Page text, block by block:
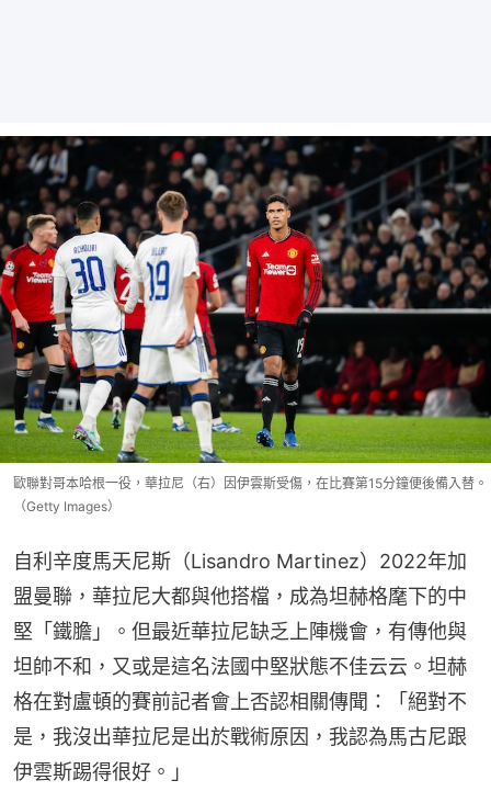
歐聯對哥本哈根一役，華拉尼（右）因伊雲斯受傷，在比賽第15分鐘便後備入替。
（Getty Images）
自利辛度馬天尼斯（Lisandro Martinez）2022年加
盟曼聯，華拉尼大都與他搭檔，成為坦赫格麾下的中
堅「鐵膽」。但最近華拉尼缺乏上陣機會，有傳他與
坦帥不和，又或是這名法國中堅狀態不佳云云。坦赫
格在對盧頓的賽前記者會上否認相關傳聞：「絕對不
是，我沒出華拉尼是出於戰術原因，我認為馬古尼跟
伊雲斯踢得很好。」